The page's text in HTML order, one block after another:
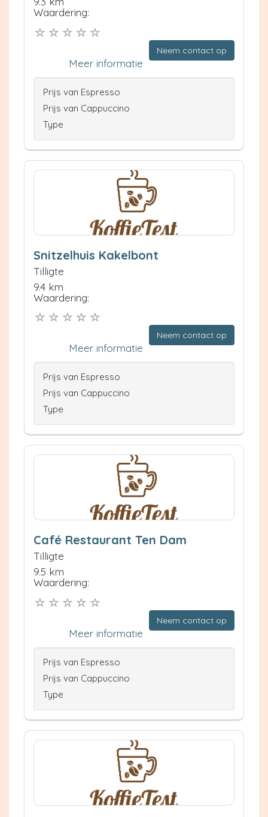
Waardering:
Neem contact op
Meer informatie
Prijs van Espresso
Prijs van Cappuccino
Type
Snitzelhuis Kakelbont
Tilligte
9.4 km
Waardering:
Neem contact op
Meer informatie
Prijs van Espresso
Prijs van Cappuccino
Type
Café Restaurant Ten Dam
Tilligte
9.5 km
Waardering:
Neem contact op
Meer informatie
Prijs van Espresso
Prijs van Cappuccino
Type